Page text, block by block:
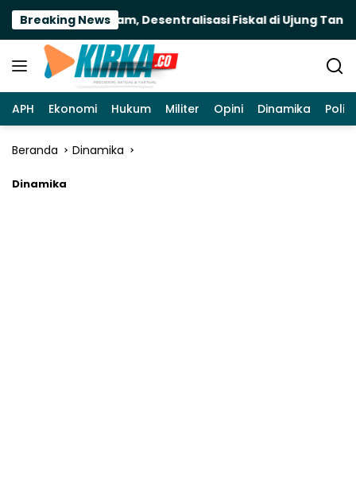
Langsung
konten
Breaking News
Daerah Terancam, Desentralisasi Fiskal di Ujung Tanduk
APH Ekonomi Hukum Militer Opini Dinamika
Beranda Dinamika
Dinamika